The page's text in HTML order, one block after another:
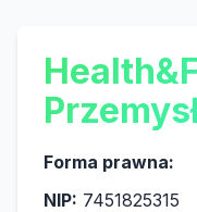
Forma prawna:
NIP: 7451825315